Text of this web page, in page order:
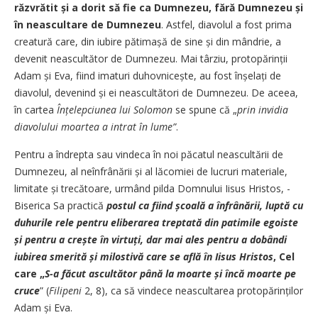
răzvrătit și a dorit să fie ca Dumnezeu, fără Dumnezeu și
în neascul­tare de Dumnezeu. Astfel, diavolul a fost prima
creatură care, din iubire pătimașă de sine și din mândrie, a
devenit neascultător de Dumnezeu. Mai târziu, protopărinții
Adam și Eva, fiind ­imaturi duhovnicește, au fost înșelați de
diavolul, devenind și ei neascultători de Dumnezeu. De aceea,
în cartea Înțelepciunea lui Solomon se spune că „prin invidia
diavolului moartea a intrat în lume”.
Pentru a îndrepta sau vindeca în noi păcatul neascultării de
Dumnezeu, al neînfrânării și al lăcomiei de lucruri materiale,
limitate și trecătoare, urmând pilda Domnului Iisus Hristos, ­
Biserica Sa practică postul ca fiind școală a înfrânării, luptă cu
duhurile rele pentru eliberarea treptată din patimile egoiste
și pentru a crește în virtuți, dar mai ales ­pentru a dobândi
iubirea smerită și milostivă care se află în Iisus Hristos, Cel
care „S-a făcut ascultător până la moarte și încă moarte pe
cruce” (Filipeni 2, 8), ca să vindece neascultarea protopărinților
Adam și Eva.